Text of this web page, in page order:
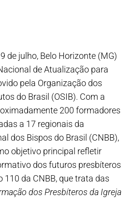
de julho, Belo Horizonte (MG)
de Atualização para
pela Organização dos
do Brasil (OSIB). Com a
200 formadores
a 17 regionais da
dos Bispos do Brasil (CNBB),
objetivo principal refletir
dos futuros presbíteros
110 da CNBB, que trata das
dos Presbíteros da Igreja